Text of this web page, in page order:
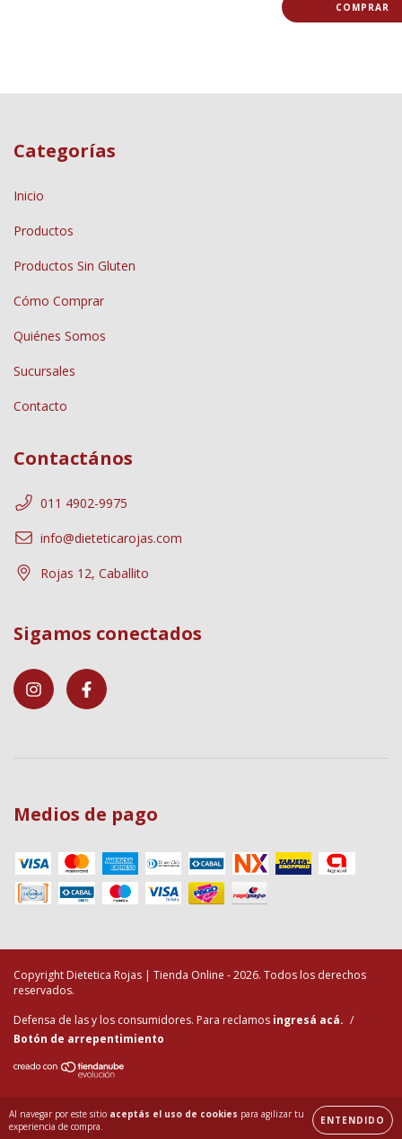
Al navegar por este sitio aceptás el uso de cookies para agilizar tu
experiencia de compra.
ENTENDIDO
COMPRAR
Categorías
Inicio
Productos
Productos Sin Gluten
Cómo Comprar
Quiénes Somos
Sucursales
Contacto
Contactános
011 4902-9975
info@dieteticarojas.com
Rojas 12, Caballito
Sigamos conectados
Medios de pago
Copyright Dietetica Rojas | Tienda Online - 2026. Todos los derechos
reservados.
Defensa de las y los consumidores. Para reclamos ingresá acá. /
Botón de arrepentimiento